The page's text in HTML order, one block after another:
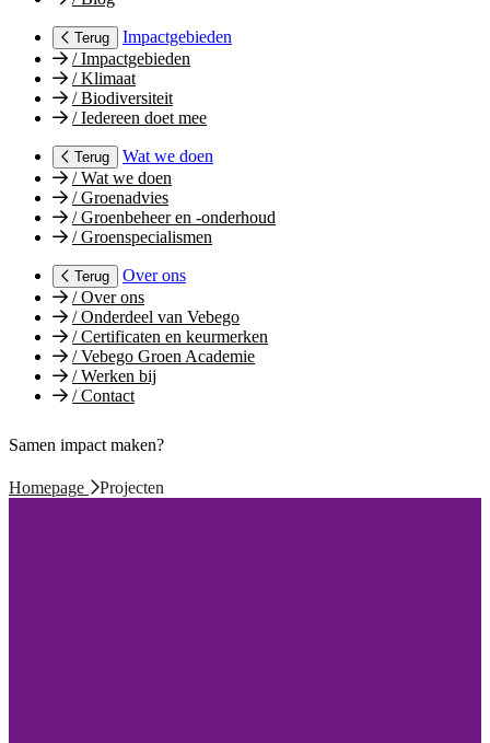
Terug
Impactgebieden
/Impactgebieden
/Klimaat
/Biodiversiteit
/Iedereen doet mee
Terug
Wat we doen
/Wat we doen
/Groenadvies
/Groenbeheer en -onderhoud
/Groenspecialismen
Terug
Over ons
/Over ons
/Onderdeel van Vebego
/Certificaten en keurmerken
/Vebego Groen Academie
/Werken bij
/Contact
Samen impact maken?
Homepage Projecten